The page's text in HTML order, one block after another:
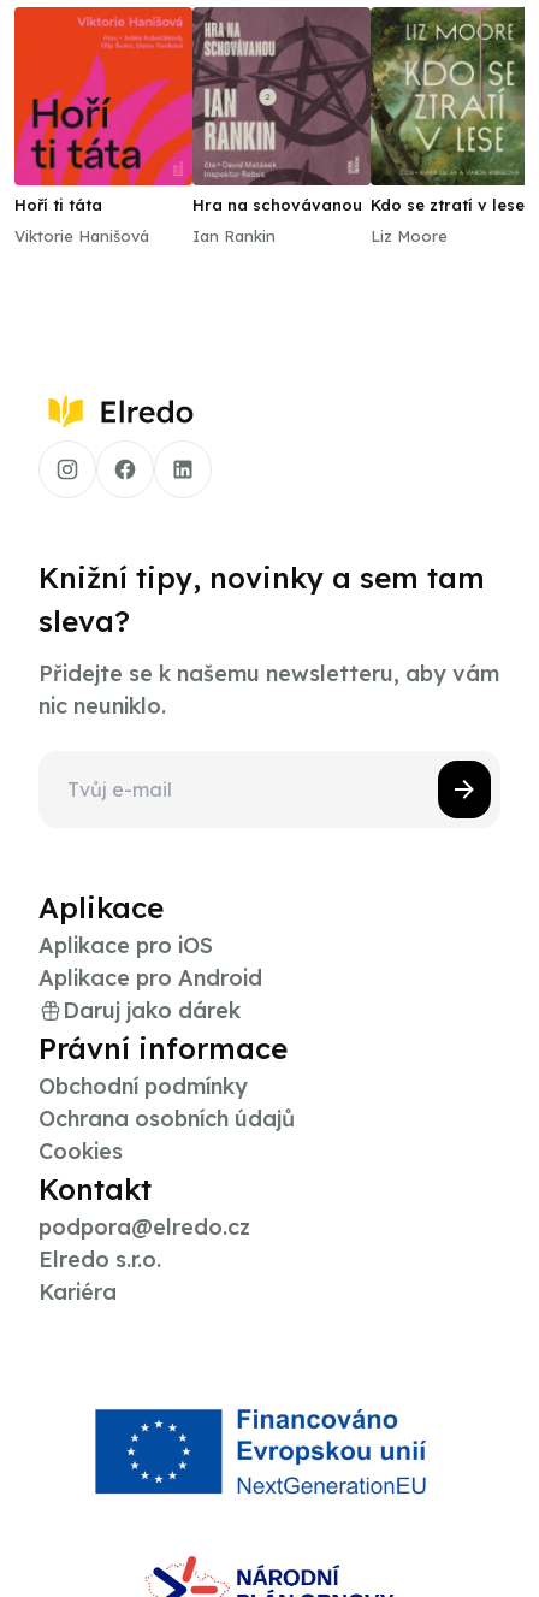
Hoří ti táta
Viktorie Hanišová
Hra na schovávanou
Ian Rankin
Kdo se ztratí v lese
Liz Moore
Knižní tipy, novinky a sem tam
sleva?
Přidejte se k našemu newsletteru, aby vám
nic neuniklo.
Aplikace
Aplikace pro iOS
Aplikace pro Android
Daruj jako dárek
Právní informace
Obchodní podmínky
Ochrana osobních údajů
Cookies
Kontakt
podpora@elredo.cz
Elredo s.r.o.
Kariéra